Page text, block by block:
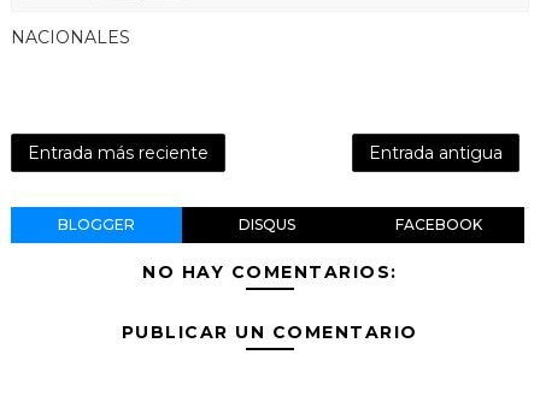
NACIONALES
Entrada más reciente Entrada antigua
BLOGGER DISQUS FACEBOOK
NO HAY COMENTARIOS:
PUBLICAR UN COMENTARIO